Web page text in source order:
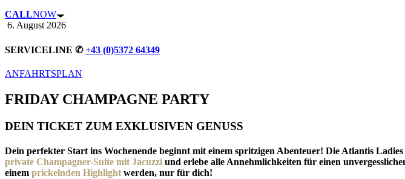
CALLNOW
6. August 2026
SERVICELINE ✆+43 (0)5372 64349
ANFAHRTSPLAN
FRIDAY CHAMPAGNE PARTY
DEIN TICKET ZUM EXKLUSIVEN GENUSS
Dein perfekter Start ins Wochenende beginnt mit einem spritzigen Abenteuer! Die Atlantis
private Champagner-Suite mit Jacuzzi und erlebe alle Annehmlichkeiten für einen
einem prickelnden Highlight werden, nur für dich!